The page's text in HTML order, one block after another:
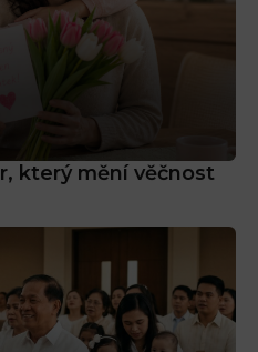
který mění věčnost